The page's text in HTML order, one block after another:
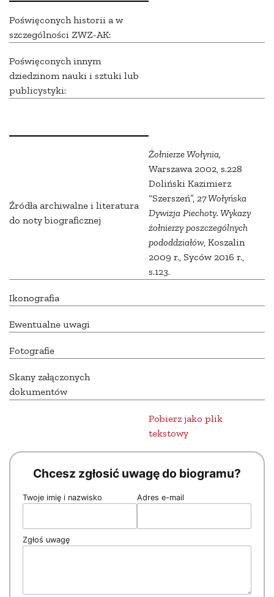
Poświęconych historii a w
szczególności ZWZ-AK:
Poświęconych innym
dziedzinom nauki i sztuki lub
publicystyki:
Źródła archiwalne i literatura
do noty biograficznej
Żołnierze Wołynia,
Warszawa 2002, s.228
Doliński Kazimierz
“Szerszeń”, 27 Wołyńska
Dywizja Piechoty. Wykazy
żołnierzy poszczególnych
pododdziałów, Koszalin
2009 r., Syców 2016 r.,
s.123.
Ikonografia
Ewentualne uwagi
Fotografie
Skany załączonych
dokumentów
Pobierz jako plik
tekstowy
Chcesz zgłosić uwagę do biogramu?
Twoje imię i nazwisko Adres e-mail
Zgłoś uwagę